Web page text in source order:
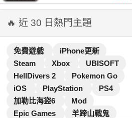
🔥 近 30 日熱門主題
免費遊戲
iPhone更新
Steam
Xbox
UBISOFT
HellDivers 2
Pokemon Go
iOS
PlayStation
PS4
加勒比海盜6
Mod
Epic Games
羊蹄山戰鬼